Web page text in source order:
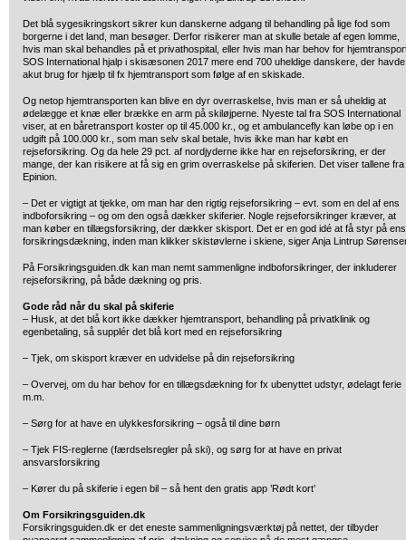
Det blå sygesikringskort sikrer kun danskerne adgang til behandling på lige fod som
borgerne i det land, man besøger. Derfor risikerer man at skulle betale af egen lomme,
hvis man skal behandles på et privathospital, eller hvis man har behov for
SOS International hjalp i skisæsonen 2017 mere end 700 uheldige danskere, der havde
akut brug for hjælp til fx hjemtransport som følge af en skiskade.
Og netop hjemtransporten kan blive en dyr overraskelse, hvis man er så uheldig at
ødelægge et knæ eller brække en arm på skiløjperne. Nyeste tal fra SOS International
viser, at en båretransport koster op til 45.000 kr., og et ambulancefly kan løbe op i en
udgift på 100.000 kr., som man selv skal betale, hvis ikke man har købt en
rejseforsikring. Og da hele 29 pct. af nordjyderne ikke har en rejseforsikring, er der
mange, der kan risikere at få sig en grim overraskelse på skiferien. Det viser tallene fra
Epinion.
– Det er vigtigt at tjekke, om man har den rigtig rejseforsikring – evt. som en del af ens
indboforsikring – og om den også dækker skiferier. Nogle rejseforsikringer kræver, at
man køber en tillægsforsikring, der dækker skisport. Det er en god idé at få styr på ens
forsikringsdækning, inden man klikker skistøvlerne i skiene, siger Anja Lintrup
På Forsikringsguiden.dk kan man nemt sammenligne indboforsikringer, der inkluderer
rejseforsikring, på både dækning og pris.
Gode råd når du skal på skiferie
– Husk, at det blå kort ikke dækker hjemtransport, behandling på privatklinik og
egenbetaling, så supplér det blå kort med en rejseforsikring
– Tjek, om skisport kræver en udvidelse på din rejseforsikring
– Overvej, om du har behov for en tillægsdækning for fx ubenyttet udstyr, ødelagt ferie
m.m.
– Sørg for at have en ulykkesforsikring – også til dine børn
– Tjek FIS-reglerne (færdselsregler på ski), og sørg for at have en privat
ansvarsforsikring
– Kører du på skiferie i egen bil – så hent den gratis app ’Rødt kort’
Om Forsikringsguiden.dk
Forsikringsguiden.dk er det eneste sammenligningsværktøj på nettet, der tilbyder